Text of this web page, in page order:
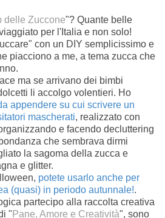
delle Zuccone"? Quante belle
per l'Italia e non solo!
con un DIY semplicissimo e
piacciono a me, a tema zucca che
ma se arrivano dei bimbi
li accolgo volentieri. Ho
appendere su cui scrivere un
mascherati, realizzato con
e facendo decluttering
che sembrava dirmi
la sagoma della zucca e
e glitter.
potete usarlo anche per
(quasi) in periodo autunnale!.
partecipo alla raccolta creativa
" Pane, Amore e Creatività", sono